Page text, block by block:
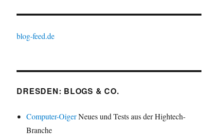
blog-feed.de
DRESDEN: BLOGS & CO.
Computer-OigerNeues und Tests aus der Hightech-
Branche